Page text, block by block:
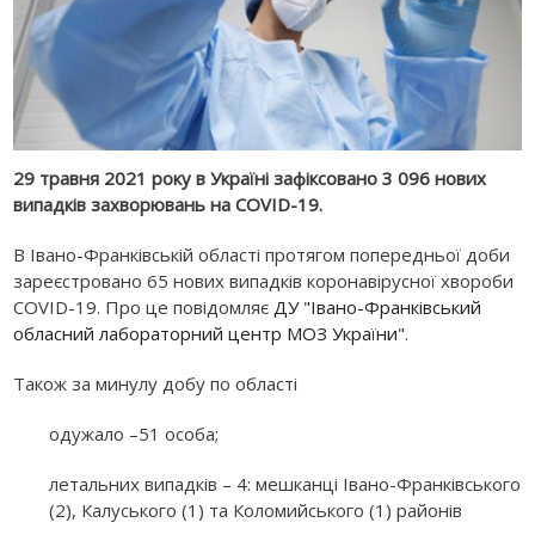
29 травня 2021 року в Україні зафіксовано 3 096 нових
випадків захворювань на COVID-19.
В Івано-Франківській області протягом попередньої доби
зареєстровано 65 нових випадків коронавірусної хвороби
COVID-19. Про це повідомляє ДУ "Івано-Франківський
обласний лабораторний центр МОЗ України".
Також за минулу добу по області
одужало –51 особа;
летальних випадків – 4: мешканці Івано-Франківського
(2), Калуського (1) та Коломийського (1) районів